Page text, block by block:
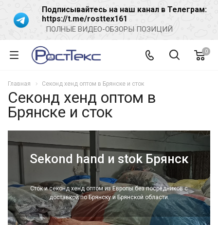
Подписывайтесь на наш канал в Телеграм:
https://t.me/rosttex161
ПОЛНЫЕ ВИДЕО-ОБЗОРЫ ПОЗИЦИЙ
0
Главная Секонд хенд оптом в Брянске и сток
Секонд хенд оптом в
Брянске и сток
Sekond hand и stok Брянск
Сток и секонд хенд оптом из Европы без посредников с
доставкой по Брянску и Брянской области.